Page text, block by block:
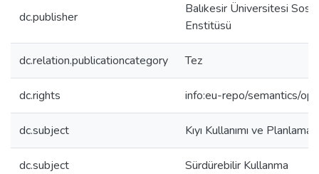
dc.publisher
Balıkesir Üniversitesi
Enstitüsü
dc.relation.publicationcategory Tez
dc.rights info:eu-repo/semantics/
dc.subject Kıyı Kullanımı ve Planlaması
dc.subject Sürdürebilir Kullanma